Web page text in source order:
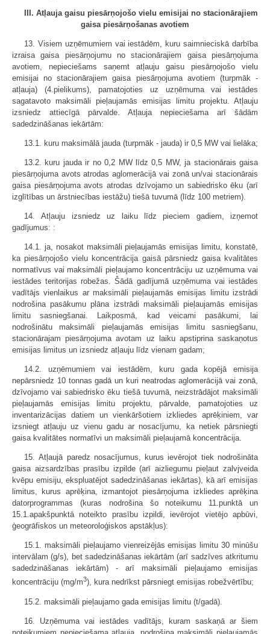
III. Atļauja gaisu piesārņojošo vielu emisijai no stacionārajiem
gaisa piesārņošanas avotiem
13. Visiem uzņēmumiem vai iestādēm, kuru saimnieciskā darbība
izraisa gaisa piesārņojumu no stacionārajiem gaisa piesārņojuma
avotiem, nepieciešams saņemt atļauju gaisu piesārņojošo vielu
emisijai no stacionārajiem gaisa piesārņojuma avotiem (turpmāk -
atļauja) (4.pielikums), pamatojoties uz uzņēmuma vai iestādes
sagatavoto maksimāli pieļaujamās emisijas limitu projektu. Atļauju
izsniedz attiecīgā pārvalde. Atļauja nepieciešama arī šādām
sadedzināšanas iekārtām:
13.1. kuru maksimālā jauda (turpmāk - jauda) ir 0,5 MW vai lielāka;
13.2. kuru jauda ir no 0,2 MW līdz 0,5 MW, ja stacionārais gaisa
piesārņojuma avots atrodas aglomerācijā vai zonā un/vai stacionārais
gaisa piesārņojuma avots atrodas dzīvojamo un sabiedrisko ēku (arī
izglītības un ārstniecības iestāžu) tiešā tuvumā (līdz 100 metriem).
14. Atļauju izsniedz uz laiku līdz pieciem gadiem, izņemot
gadījumus: :
14.1. ja, nosakot maksimāli pieļaujamās emisijas limitu, konstatē,
ka piesārņojošo vielu koncentrācija gaisā pārsniedz gaisa kvalitātes
normatīvus vai maksimāli pieļaujamo koncentrāciju uz uzņēmuma vai
iestādes teritorijas robežas. Šādā gadījumā uzņēmuma vai iestādes
vadītājs vienlaikus ar maksimāli pieļaujamās emisijas limitu izstrādi
nodrošina pasākumu plāna izstrādi maksimāli pieļaujamās emisijas
limitu sasniegšanai. Laikposmā, kad veicami pasākumi, lai
nodrošinātu maksimāli pieļaujamās emisijas limitu sasniegšanu,
stacionārajam piesārņojuma avotam uz laiku apstiprina saskaņotus
emisijas limitus un izsniedz atļauju līdz vienam gadam;
14.2. uzņēmumiem vai iestādēm, kuru gada kopējā emisija
nepārsniedz 10 tonnas gadā un kuri neatrodas aglomerācijā vai zonā,
dzīvojamo vai sabiedrisko ēku tiešā tuvumā, neizstrādājot maksimāli
pieļaujamās emisijas limitu projektu, pārvalde, pamatojoties uz
inventarizācijas datiem un vienkāršotiem izkliedes aprēķiniem, var
izsniegt atļauju uz vienu gadu ar nosacījumu, ka netiek pārsniegti
gaisa kvalitātes normatīvi un maksimāli pieļaujamā koncentrācija.
15. Atļaujā paredz nosacījumus, kurus ievērojot tiek nodrošināta
gaisa aizsardzības prasību izpilde (arī aizliegumu pieļaut zalvjveida
kvēpu emisiju, ekspluatējot sadedzināšanas iekārtas), kā arī emisijas
limitus, kurus aprēķina, izmantojot piesārņojuma izkliedes aprēķina
datorprogrammas (kuras nodrošina šo noteikumu 11.punktā un
15.1.apakšpunktā noteikto prasību izpildi, ievērojot vietējo apbūvi,
ģeogrāfiskos un meteoroloģiskos apstākļus):
15.1. maksimāli pieļaujamo vienreizējās emisijas limitu 30 minūšu
intervālam (g/s), bet sadedzināšanas iekārtām (arī sadzīves atkritumu
sadedzināšanas iekārtām) - arī maksimāli pieļaujamo emisijas
koncentrāciju (mg/m3), kura nedrīkst pārsniegt emisijas robežvērtību;
15.2. maksimāli pieļaujamo gada emisijas limitu (t/gadā).
16. Uzņēmuma vai iestādes vadītājs, kuram saskaņā ar šiem